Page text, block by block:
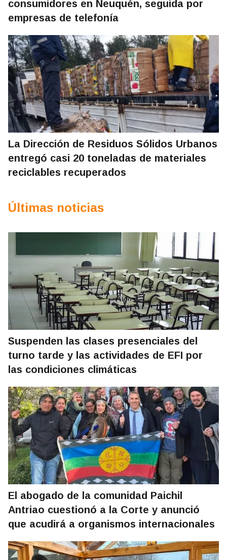
consumidores en Neuquén, seguida por
empresas de telefonía
La Dirección de Residuos Sólidos Urbanos
entregó casi 20 toneladas de materiales
reciclables recuperados
Últimas noticias
Suspenden las clases presenciales del
turno tarde y las actividades de EFI por
las condiciones climáticas
El abogado de la comunidad Paichil
Antriao cuestionó a la Corte y anunció
que acudirá a organismos internacionales